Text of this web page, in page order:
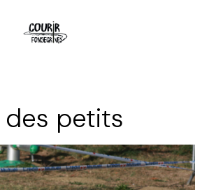
des petits